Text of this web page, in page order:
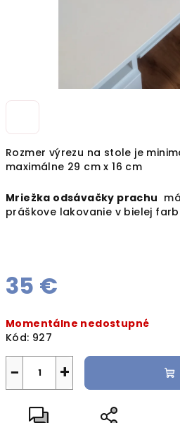
Rozmer výrezu na stole je
maximálne 29 cm x 16 cm
Mriežka odsávačky prachu
práškove lakovanie v bielej
35 €
cena:
Momentálne nedostupné
Kód: 927
+
−